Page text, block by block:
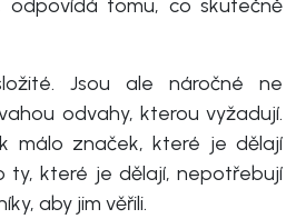
tomu, co skutečně
Jsou ale náročné ne
odvahy, kterou vyžadují.
málo značek, které je dělají
ty, které je dělají, nepotřebují
aby jim věřili.